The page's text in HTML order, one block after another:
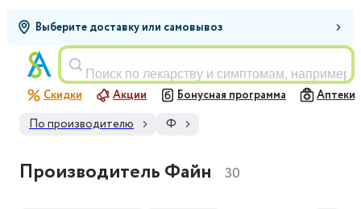
Выберите доставку или самовывоз
Поиск по лекарству и симптомам, например,
Скидки Акции Бонусная программа Аптеки
По производителю Ф
Производитель Файн 30